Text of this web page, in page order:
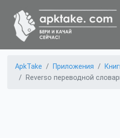
ApkTake Приложения
Reverso переводной